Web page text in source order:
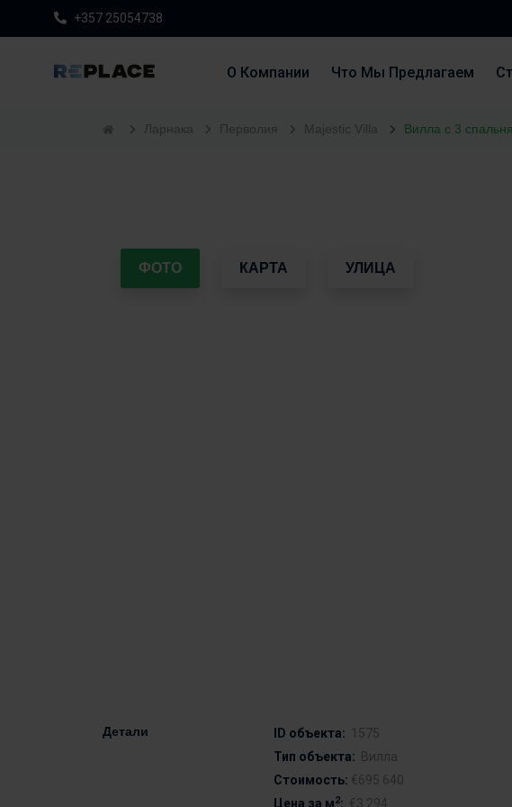
+357 25054738
О Компании Что Мы Предлагаем
Ларнака Перволия Majestic Villa Вилла с 3
ФОТО КАРТА УЛИЦА
Детали ID объекта: 1575
Тип объекта: Вилла
Стоимость: €695 640
Цена за м2: €3 294